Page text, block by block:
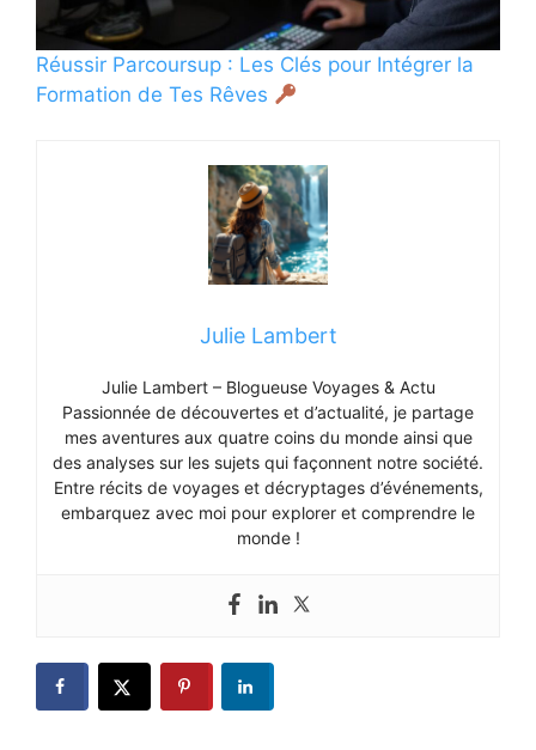
Réussir Parcoursup : Les Clés pour Intégrer la
Formation de Tes Rêves
Julie Lambert
Julie Lambert – Blogueuse Voyages & Actu
Passionnée de découvertes et d’actualité, je partage
mes aventures aux quatre coins du monde ainsi que
des analyses sur les sujets qui façonnent notre société.
Entre récits de voyages et décryptages d’événements,
embarquez avec moi pour explorer et comprendre le
monde !